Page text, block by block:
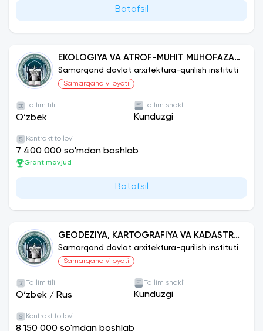
Batafsil
EKOLOGIYA VA ATROF-MUHIT MUHOFAZASI
(TARMOQLAR VA SOHALAR BO‘YICHA)
Samarqand davlat arxitektura-qurilish instituti
Samarqand viloyati
Ta'lim tili
O‘zbek
Ta'lim shakli
Kunduzgi
Kontrakt to'lovi
7 400 000 so'mdan boshlab
Grant mavjud
Batafsil
GEODEZIYA, KARTOGRAFIYA VA KADASTR
(FUNKSIYALARI BO‘YICHA)
Samarqand davlat arxitektura-qurilish instituti
Samarqand viloyati
Ta'lim tili
O‘zbek / Rus
Ta'lim shakli
Kunduzgi
Kontrakt to'lovi
8 150 000 so'mdan boshlab